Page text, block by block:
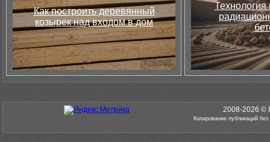
Как построить деревянный
козырек над входом в дом
Технология
2008-2026 ©
Копирование публикаций